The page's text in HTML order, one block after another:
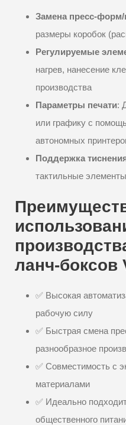
Замена пресс-
размеры коробок
Регулируемые
нагрев, нанесение
производства
Параметры печати:
или графику с
автономных
Поддержка
тактильные
ланч-боксов
✅ Высокая
рабочую силу
✅ Быстрая смена
разнообразное
✅ Совместимость с
материалами
✅ Идеально
общественного